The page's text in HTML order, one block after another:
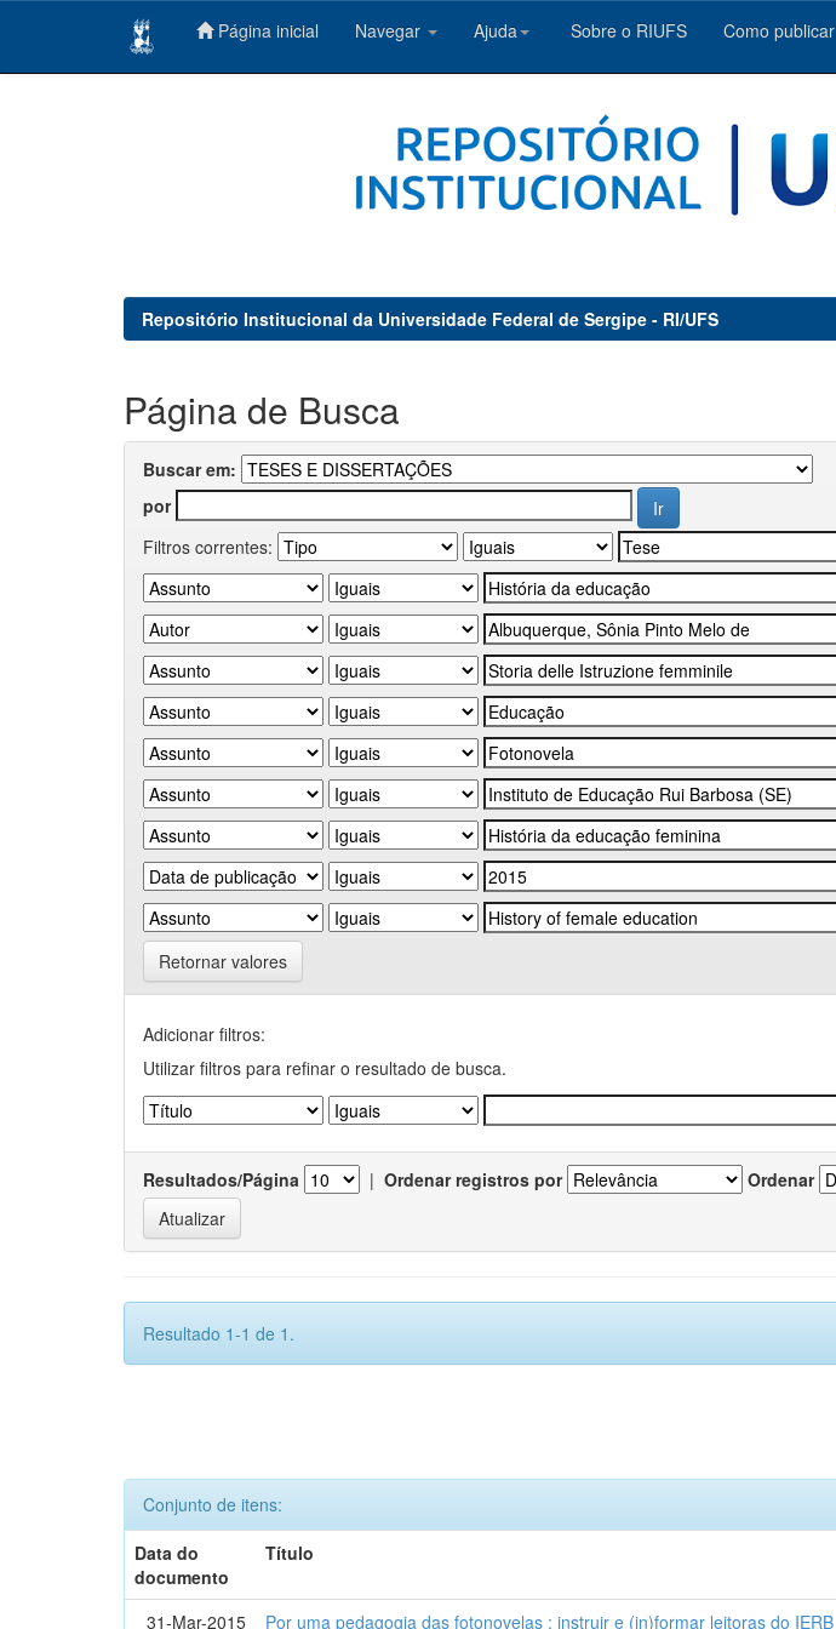
Página inicial Navegar Ajuda Sobre o RIUFS Como publicar
Repositório Institucional da Universidade Federal de Sergipe - RI/UFS
Página de Busca
Buscar em:
por
Filtros correntes:
Retornar valores
Adicionar filtros:
Utilizar filtros para refinar o resultado de busca.
Resultados/Página | Ordenar registros por Ordenar
Resultado 1-1 de 1.
Conjunto de itens:
Data do
documento
Título
31-Mar-2015 Por uma pedagogia das fotonovelas : instruir e (in)formar leitoras do IERB